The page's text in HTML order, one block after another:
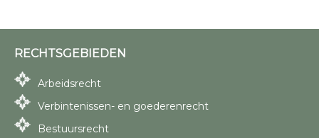
RECHTSGEBIEDEN
Arbeidsrecht
Verbintenissen- en goederenrecht
Bestuursrecht